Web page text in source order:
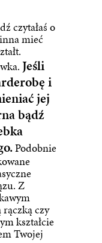
czytałaś o
mieć
Jeśli
i
jej
bądź
Podobnie
Z
czy
kształcie
Twojej